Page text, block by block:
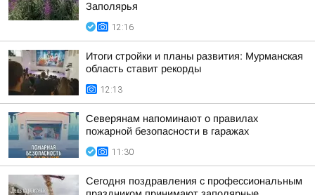
Заполярья
12:16
Итоги стройки и планы развития: Мурманская
область ставит рекорды
12:13
Северянам напоминают о правилах
пожарной безопасности в гаражах
11:30
Сегодня поздравления с профессиональным